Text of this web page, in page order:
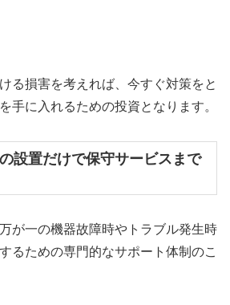
る損害を考えれば、今すぐ対策をと
手に入れるための投資となります。
設置だけで保守サービスまで
が一の機器故障時やトラブル発生時
るための専門的なサポート体制のこ